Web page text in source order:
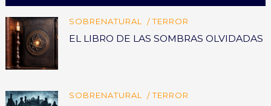
SOBRENATURAL TERROR
EL LIBRO DE LAS SOMBRAS OLVIDADAS
SOBRENATURAL TERROR